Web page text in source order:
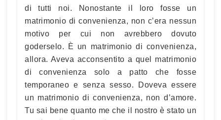
di tutti noi. Nonostante il loro fosse un
matrimonio di convenienza, non c’era nessun
motivo per cui non avrebbero dovuto
goderselo. È un matrimonio di convenienza,
allora. Aveva acconsentito a quel matrimonio
di convenienza solo a patto che fosse
temporaneo e senza sesso. Doveva essere
un matrimonio di convenienza, non d’amore.
Tu sai bene quanto me che il nostro è stato un